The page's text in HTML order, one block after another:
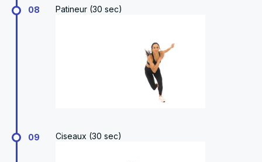
08 Patineur (30 sec)
09 Ciseaux (30 sec)